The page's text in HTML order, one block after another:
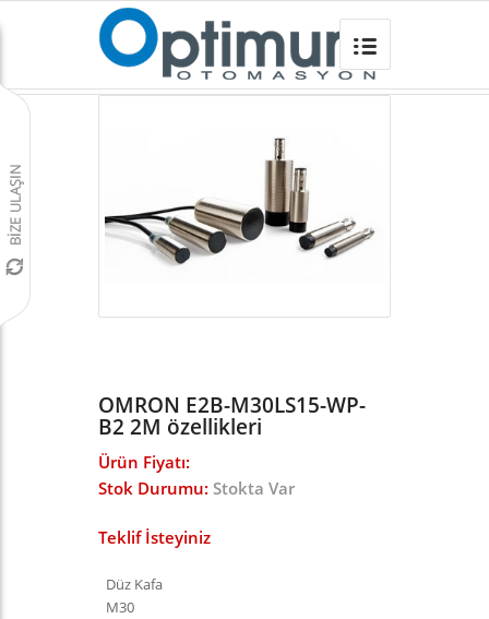
OMRON E2B-M30LS15-WP-B2 2M
Omron Türkiye
E2B ENDÜKTİF SENSÖR /
OMRON E2B-M30LS15-WP-
B2 2M özellikleri
Ürün Fiyatı:
Stok Durumu: Stokta Var
Teklif İsteyiniz
Düz Kafa
M30